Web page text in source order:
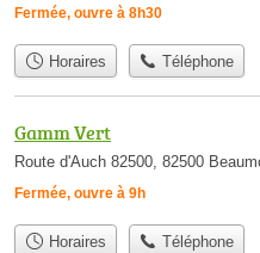
Fermée, ouvre à 8h30
Horaires Téléphone
Gamm Vert
Route d'Auch 82500, 82500
Fermée, ouvre à 9h
Horaires Téléphone